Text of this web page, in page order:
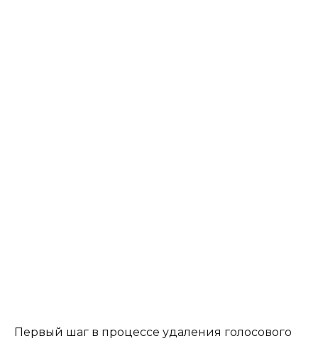
Первый шаг в процессе удаления голосового